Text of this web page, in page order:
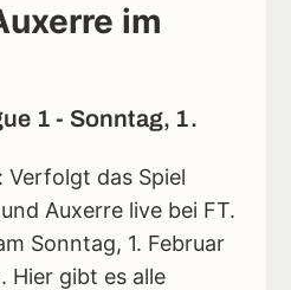
im
1 - Sonntag, 1.
Verfolgt das Spiel
Auxerre live bei FT.
Sonntag, 1. Februar
Hier gibt es alle